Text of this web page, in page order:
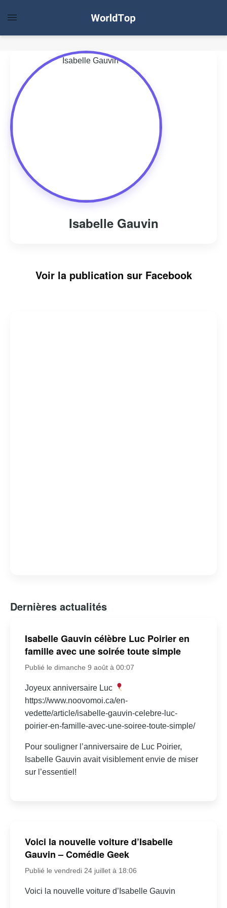
Isabelle Gauvin
Voir la publication sur Facebook
Dernières actualités
Isabelle Gauvin célèbre Luc Poirier en
famille avec une soirée toute simple
Publié le dimanche 9 août à 00:07
Joyeux anniversaire Luc
https://www.noovomoi.ca/en-
vedette/article/isabelle-gauvin-celebre-luc-
poirier-en-famille-avec-une-soiree-toute-simple/
Pour souligner l’anniversaire de Luc Poirier,
Isabelle Gauvin avait visiblement envie de miser
sur l’essentiel!
Voici la nouvelle voiture d’Isabelle
Gauvin – Comédie Geek
Publié le vendredi 24 juillet à 18:06
Voici la nouvelle voiture d’Isabelle Gauvin